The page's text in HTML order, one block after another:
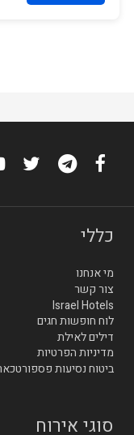
כללי
מי אנחנו
צור קשר
Israel Hotels
לוח חופשות חגים
דילים לאילת
מדיניות הפרטיות
ביטוח נסיעות
סוגי אירוח